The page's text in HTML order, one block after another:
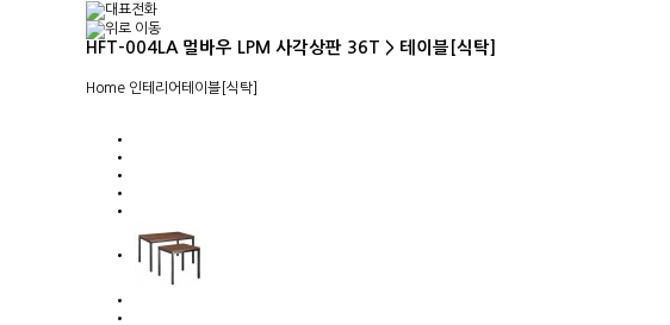
HFT-004LA 멀바우 LPM 사각상판 36T > 테이블[식탁]
Home 인테리어 테이블[식탁]